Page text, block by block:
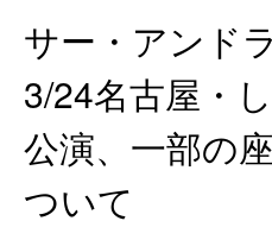
サー・アンド
3/24名古屋・
公演、一部の
ついて